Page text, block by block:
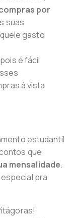
por
suas
gasto
é fácil
à vista
estudantil
que
mensalidade.
pra